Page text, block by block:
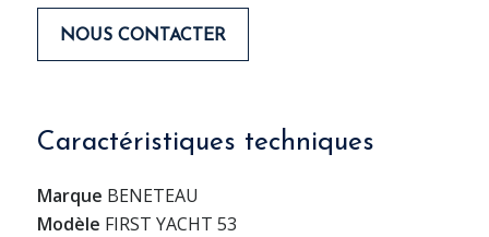
NOUS CONTACTER
Please set a mobile device fallback image for
this video in your wordpress backend
Caractéristiques techniques
Marque BENETEAU
Modèle FIRST YACHT 53